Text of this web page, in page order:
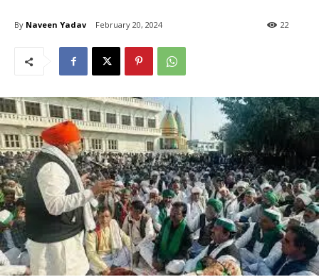
By Naveen Yadav February 20, 2024 22